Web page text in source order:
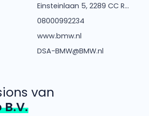
Einsteinlaan 5, 2289 CC R...
08000992234
www.bmw.nl
DSA-BMW@BMW.nl
van